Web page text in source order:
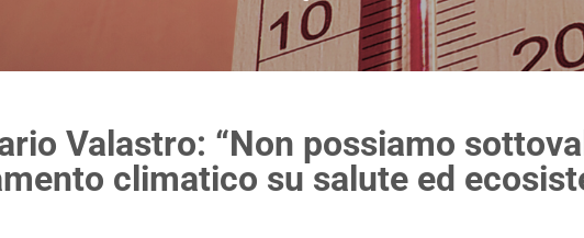
Valastro: “Non possiamo
climatico su salute ed